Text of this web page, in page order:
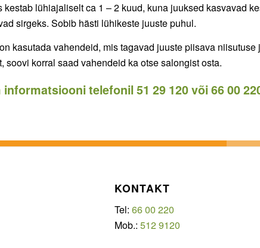
lühiajaliselt ca 1 – 2 kuud, kuna juuksed kasvavad
sirgeks. Sobib hästi lühikeste juuste puhul.
kasutada vahendeid, mis tagavad juuste piisava
korral saad vahendeid ka otse salongist osta.
informatsiooni telefonil 51 29 120või66 00
KONTAKT
Tel:66 00 220
Mob.:512 9120